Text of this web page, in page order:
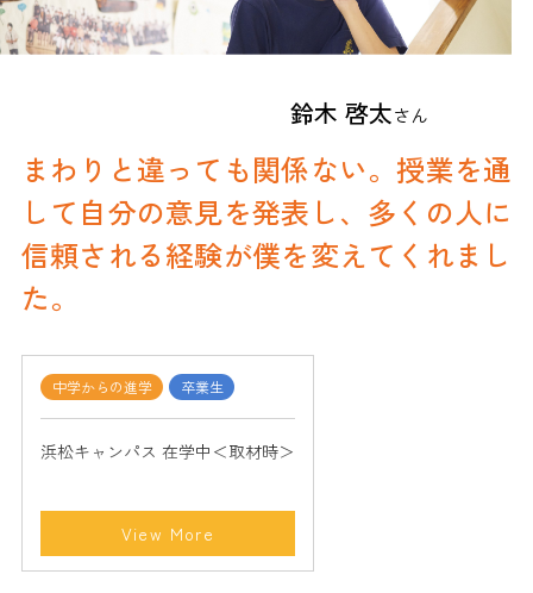
まわりと違っても関係ない。授業を通
して自分の意見を発表し、多くの人に
信頼される経験が僕を変えてくれまし
た。
鈴木 啓太さん
中学からの進学 卒業生
浜松キャンパス 在学中＜取材時＞
View More